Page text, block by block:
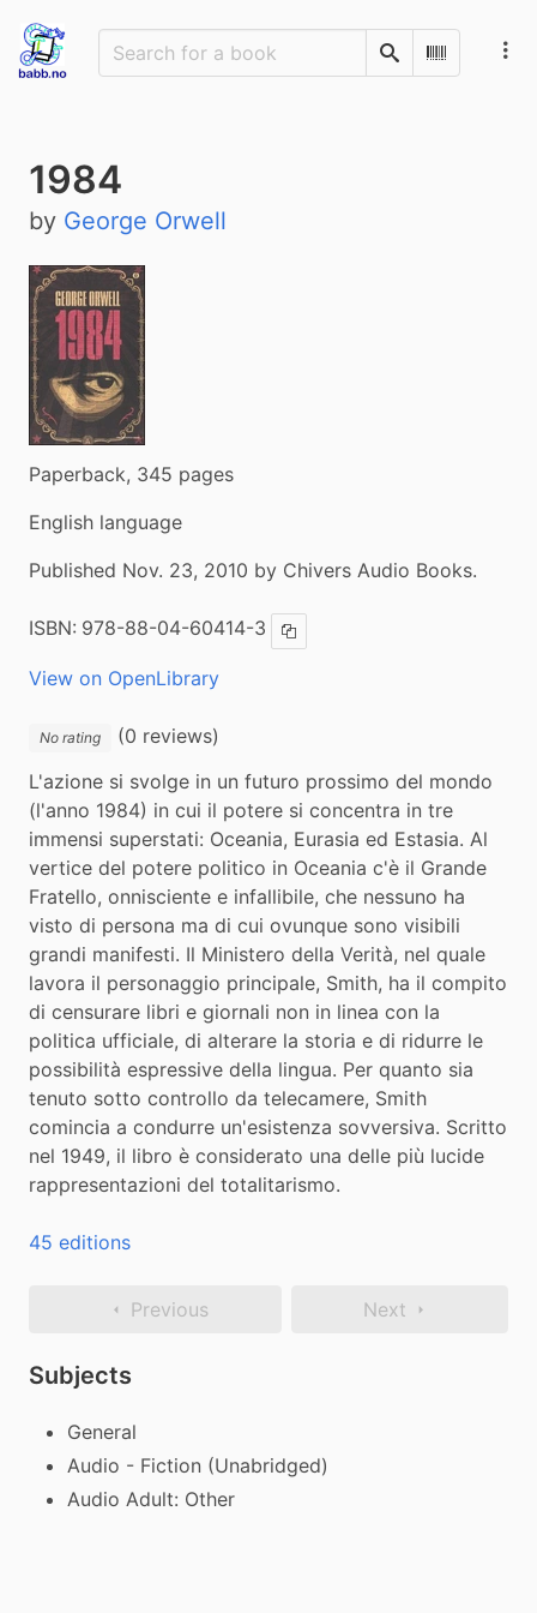
SearchScan
1984
by George Orwell
Paperback, 345 pages
English language
Published Nov. 23, 2010 by Chivers Audio Books.
ISBN: 978-88-04-60414-3 Copy ISBN
View on OpenLibrary
No rating
(0 reviews)
L'azione si svolge in un futuro prossimo del mondo
(l'anno 1984) in cui il potere si concentra in tre
immensi superstati: Oceania, Eurasia ed Estasia. Al
vertice del potere politico in Oceania c'è il Grande
Fratello, onnisciente e infallibile, che nessuno ha
visto di persona ma di cui ovunque sono visibili
grandi manifesti. Il Ministero della Verità, nel quale
lavora il personaggio principale, Smith, ha il compito
di censurare libri e giornali non in linea con la
politica ufficiale, di alterare la storia e di ridurre le
possibilità espressive della lingua. Per quanto sia
tenuto sotto controllo da telecamere, Smith
comincia a condurre un'esistenza sovversiva. Scritto
nel 1949, il libro è considerato una delle più lucide
rappresentazioni del totalitarismo.
45 editions
Previous Next
Subjects
General
Audio - Fiction (Unabridged)
Audio Adult: Other